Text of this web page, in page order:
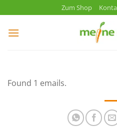
Inhalt
springen
Zum Shop
Found 1 emails.